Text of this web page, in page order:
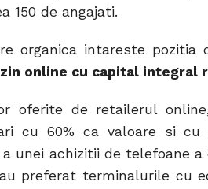
150 de angajati.
organica intareste
online cu capital integral
oferite de retailerul
cu 60% ca valoare si
a unei achizitii de telefoane
preferat terminalurile cu